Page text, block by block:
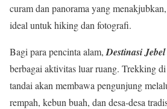
curam dan panorama yang
ideal untuk hiking dan fotografi.
Bagi para pencinta alam, Destinasi
berbagai aktivitas luar ruang. Trekking
tandai akan membawa pengunjung
rempah, kebun buah, dan desa-desa